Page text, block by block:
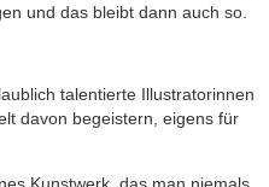
und das bleibt dann auch so.
talentierte Illustratorinnen
davon begeistern, eigens für
Kunstwerk, das man niemals